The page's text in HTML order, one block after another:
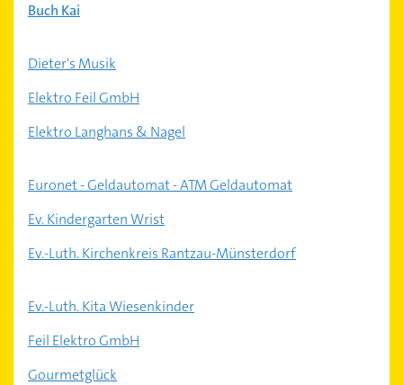
Buch Kai
Dieter's Musik
Elektro Feil GmbH
Elektro Langhans & Nagel
Euronet - Geldautomat - ATM Geldautomat
Ev. Kindergarten Wrist
Ev.-Luth. Kirchenkreis Rantzau-Münsterdorf
Ev.-Luth. Kita Wiesenkinder
Feil Elektro GmbH
Gourmetglück